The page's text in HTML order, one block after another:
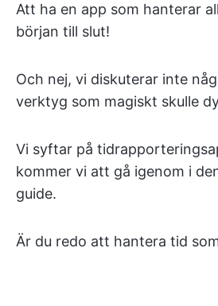
Att ha en app som hanterar
början till slut!
Och nej, vi diskuterar inte
verktyg som magiskt skulle
Vi syftar på
kommer vi att gå igenom i
guide.
Är du redo att hantera tid